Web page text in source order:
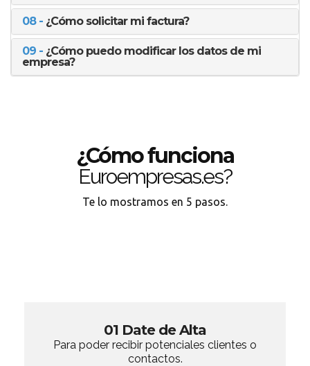
08 - ¿Cómo solicitar mi factura?
09 - ¿Cómo puedo modificar los datos de mi
empresa?
¿Cómo funciona
Euroempresas.es?
Te lo mostramos en 5 pasos.
01 Date de Alta
Para poder recibir potenciales clientes o
contactos.